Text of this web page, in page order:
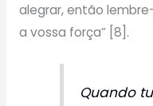
alegrar, então
a vossa força” [8].
Quando